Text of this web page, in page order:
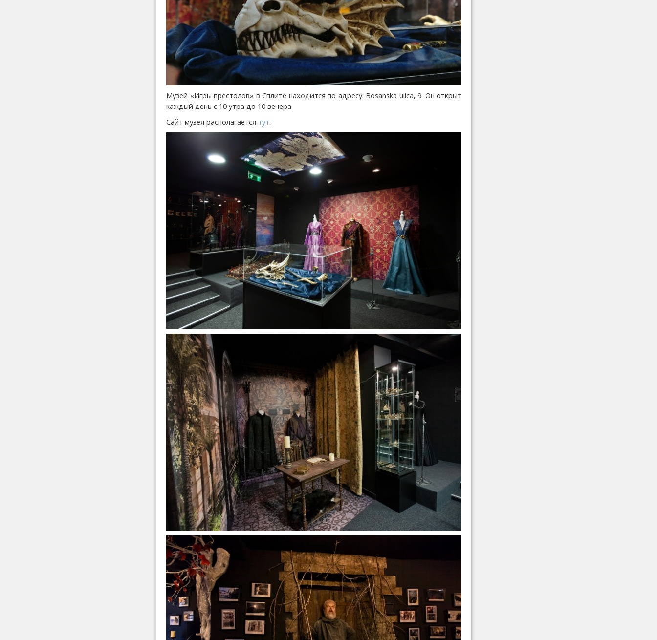
Музей «Игры престолов» в Сплите находится по адресу: Bosanska ulica, 9. Он открыт
каждый день с 10 утра до 10 вечера.
Сайт музея располагается тут.